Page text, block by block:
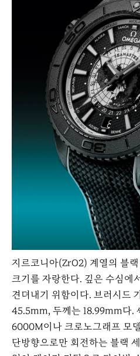
지르코니아(ZrO2) 계열의 블
크기를 자랑한다. 깊은 수심에
견뎌내기 위함이다. 브러시드
45.5mm, 두께는 18.99mm다.
6000M이나 크로노그래프 모
단방향으로만 회전하는 블랙